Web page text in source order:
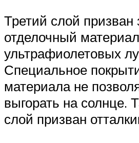
Третий слой
отделочный
ультрафиолетовых
Специальное
материала не
выгорать на солнце.
слой призван